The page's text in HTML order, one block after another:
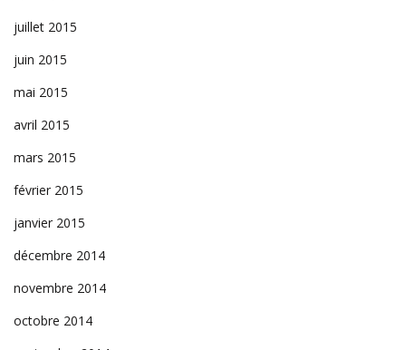
juillet 2015
juin 2015
mai 2015
avril 2015
mars 2015
février 2015
janvier 2015
décembre 2014
novembre 2014
octobre 2014